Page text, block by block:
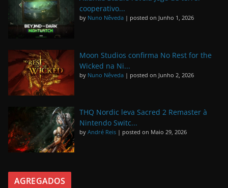
cooperativo...
by Nuno Nêveda | posted on Junho 1, 2026
Moon Studios confirma No Rest for the
Wicked na Ni...
by Nuno Nêveda | posted on Junho 2, 2026
THQ Nordic leva Sacred 2 Remaster à
Nintendo Switc...
by André Reis | posted on Maio 29, 2026
AGREGADOS